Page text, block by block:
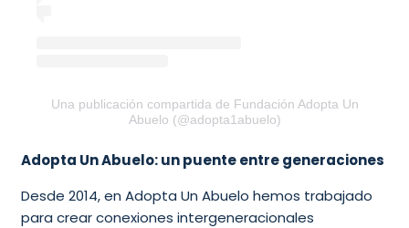
Una publicación compartida de Fundación Adopta Un
Abuelo (@adopta1abuelo)
Adopta Un Abuelo: un puente entre generaciones
Desde 2014, en Adopta Un Abuelo hemos trabajado
para crear conexiones intergeneracionales